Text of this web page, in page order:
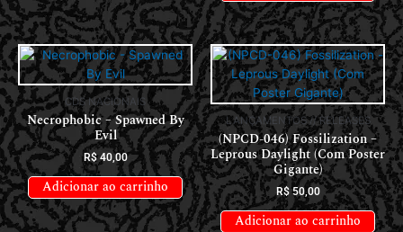
CDS NACIONAIS
Necrophobic – Spawned By
Evil
R$40,00
Adicionar ao carrinho
LANÇAMENTOS // RELEASES
(NPCD-046) Fossilization –
Leprous Daylight (Com Poster
Gigante)
R$50,00
Adicionar ao carrinho